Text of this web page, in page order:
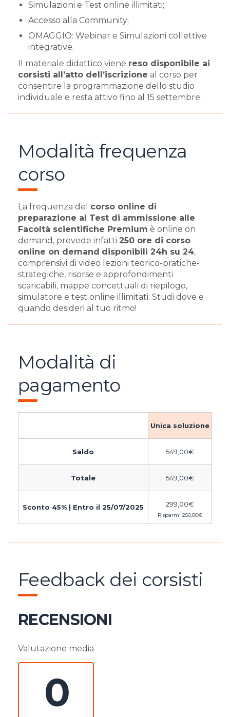
Simulazioni e Test online illimitati;
Accesso alla Community;
OMAGGIO: Webinar e Simulazioni collettive
integrative.
Il materiale didattico viene reso disponibile ai
corsisti all’atto dell’iscrizione al corso per
consentire la programmazione dello studio
individuale e resta attivo fino al 15 settembre.
Modalità frequenza
corso
La frequenza del corso online di
preparazione al Test di ammissione alle
Facoltà scientifiche Premium è online on
demand, prevede infatti 250 ore di corso
online on demand disponibili 24h su 24,
comprensivi di video lezioni teorico-pratiche-
strategiche, risorse e approfondimenti
scaricabili, mappe concettuali di riepilogo,
simulatore e test online illimitati. Studi dove e
quando desideri al tuo ritmo!
Modalità di
pagamento
Unica soluzione
Saldo 549,00€
Totale 549,00€
Sconto 45% | Entro il 25/07/2025 299,00€
Risparmi 250,00€
Feedback dei corsisti
RECENSIONI
Valutazione media
0